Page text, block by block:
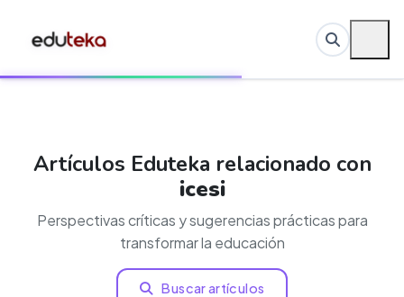
Artículos Eduteka relacionado con
icesi
Perspectivas críticas y sugerencias prácticas para
transformar la educación
Buscar artículos